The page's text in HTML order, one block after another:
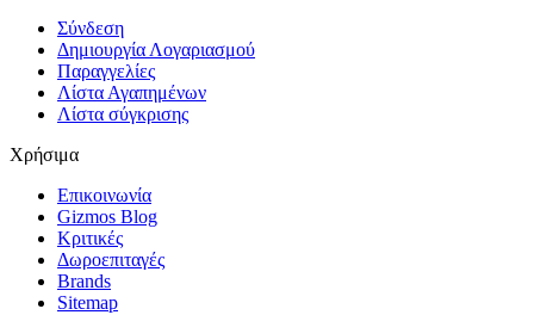
Σύνδεση
Δημιουργία Λογαριασμού
Παραγγελίες
Λίστα Αγαπημένων
Λίστα σύγκρισης
Χρήσιμα
Επικοινωνία
Gizmos Blog
Κριτικές
Δωροεπιταγές
Brands
Sitemap